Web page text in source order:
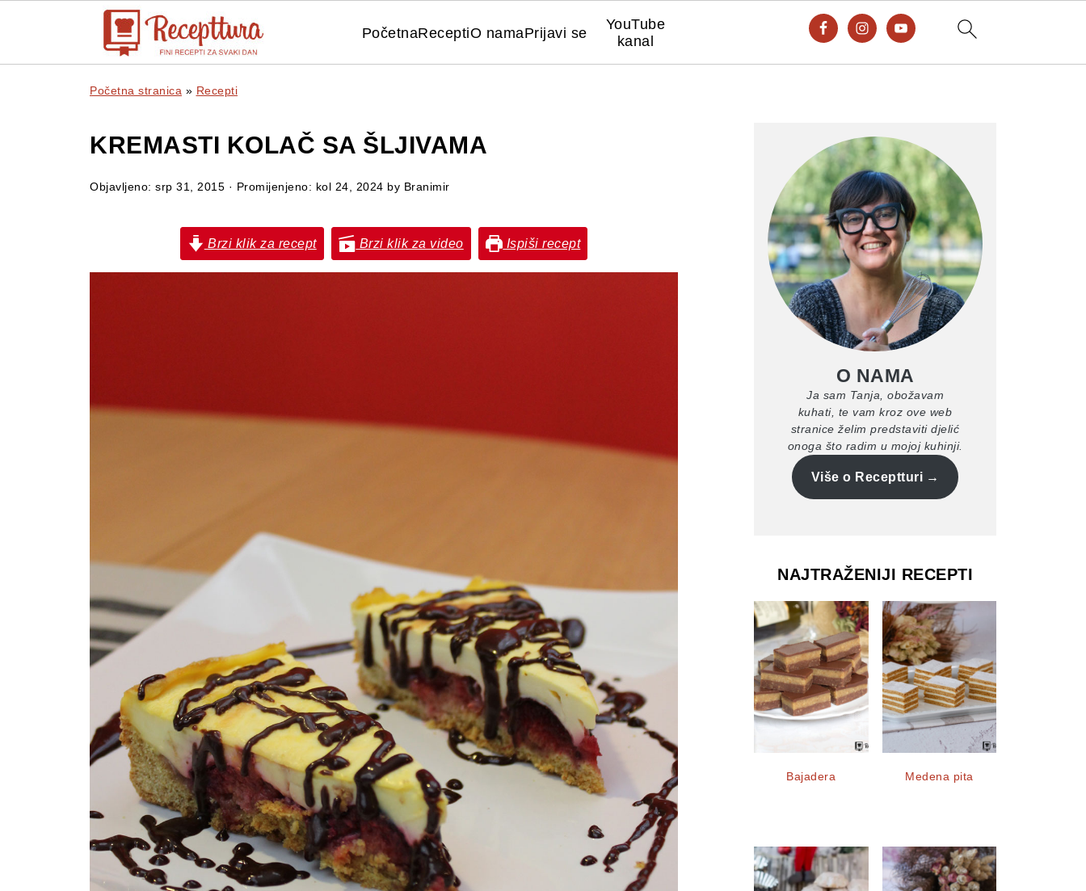
PočetnaReceptiO namaPrijavi se
YouTube
kanal
Početna stranica » Recepti
KREMASTI KOLAČ SA ŠLJIVAMA
Objavljeno: srp 31, 2015 · Promijenjeno: kol 24, 2024 by Branimir
Brzi klik za recept Brzi klik za video Ispiši recept
O NAMA
Ja sam Tanja, obožavam
kuhati, te vam kroz ove web
stranice želim predstaviti djelić
onoga što radim u mojoj kuhinji.
Više o Receptturi
NAJTRAŽENIJI RECEPTI
Bajadera Medena pita